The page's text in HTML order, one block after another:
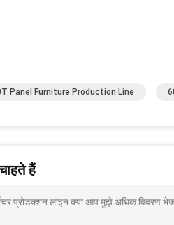
Panel Furniture Production Line
हैं
प्रोडक्शन लाइन क्या आप मुझे अधिक विवरण